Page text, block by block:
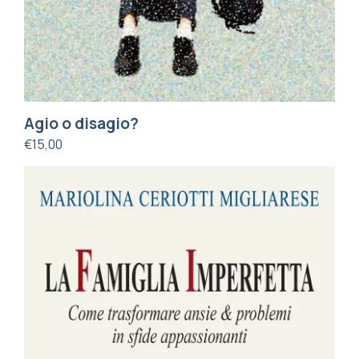
Agio o disagio?
€15,00